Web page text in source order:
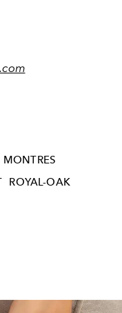
MONTRES
ROYAL-OAK